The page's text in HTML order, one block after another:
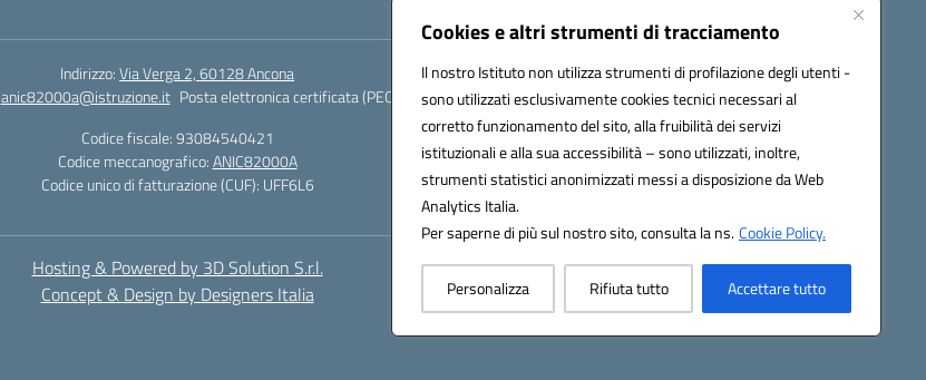
Cookies e altri strumenti di tracciamento
Il nostro Istituto non utilizza strumenti di profilazione degli utenti -
sono utilizzati esclusivamente cookies tecnici necessari al
corretto funzionamento del sito, alla fruibilità dei servizi
istituzionali e alla sua accessibilità – sono utilizzati, inoltre,
strumenti statistici anonimizzati messi a disposizione da Web
Analytics Italia.
Per saperne di più sul nostro sito, consulta la ns.Cookie Policy.
Personalizza Rifiuta tutto Accettare tutto
Indirizzo:Via Verga 2, 60128 Ancona
anic82000a@istruzione.it Posta elettronica certificata (PEC):
anic82000a@pec.istruzione.it
Codice fiscale: 93084540421
Codice meccanografico:ANIC82000A
Codice unico di fatturazione (CUF): UFF6L6
Hosting & Powered by 3D Solution S.r.l.
Concept & Design by Designers Italia